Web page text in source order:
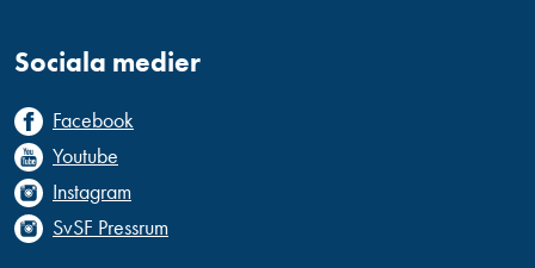
Sociala medier
Facebook
Youtube
Instagram
SvSF Pressrum